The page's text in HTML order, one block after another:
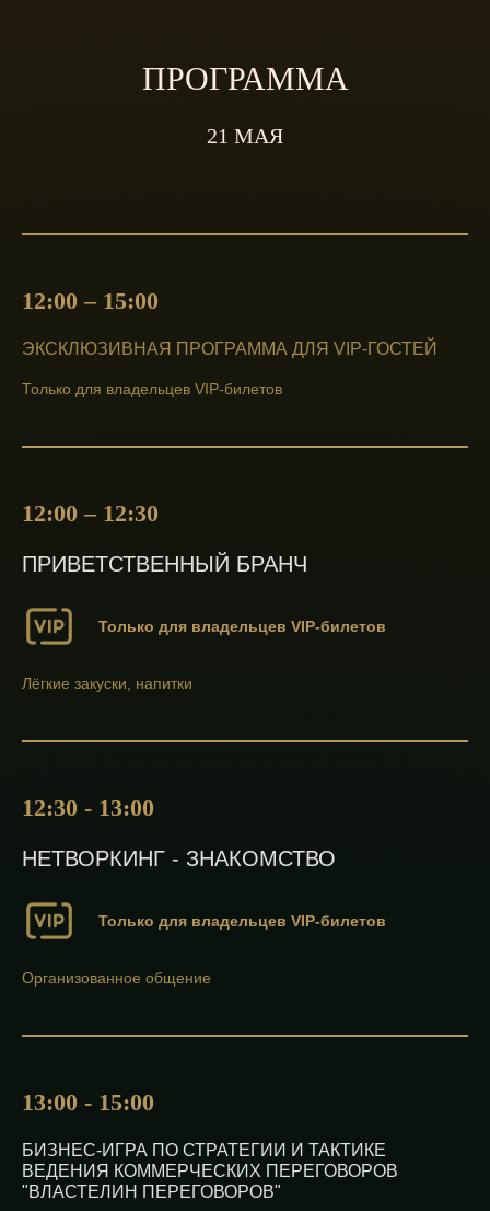
ПРОГРАММА
21 МАЯ
12:00 – 15:00
ЭКСКЛЮЗИВНАЯ ПРОГРАММА ДЛЯ VIP‑ГОСТЕЙ
Только для владельцев VIP‑билетов
12:00 – 12:30
ПРИВЕТСТВЕННЫЙ БРАНЧ
Только для владельцев VIP‑билетов
Лёгкие закуски, напитки
12:30 - 13:00
НЕТВОРКИНГ - ЗНАКОМСТВО
Только для владельцев VIP‑билетов
Организованное общение
13:00 - 15:00
БИЗНЕС-ИГРА ПО СТРАТЕГИИ И ТАКТИКЕ
ВЕДЕНИЯ КОММЕРЧЕСКИХ ПЕРЕГОВОРОВ
"ВЛАСТЕЛИН ПЕРЕГОВОРОВ"
Эксперты